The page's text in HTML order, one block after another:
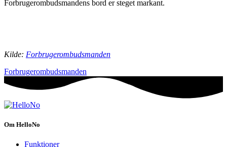
Forbrugerombudsmandens bord er steget markant.
Kilde: Forbrugerombudsmanden
Forbrugerombudsmanden
Om HelloNo
Funktioner